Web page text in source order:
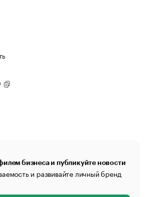
бизнеса и публикуйте новости
и развивайте личный бренд